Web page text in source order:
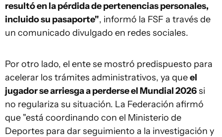
resultó en la pérdida de pertenencias personales,
incluido su pasaporte", informó la FSF a través de
un comunicado divulgado en redes sociales.
Por otro lado, el ente se mostró predispuesto para
acelerar los trámites administrativos, ya queel
jugador se arriesga a perderse el Mundial 2026si
no regulariza su situación. La Federación afirmó
que "está coordinando con el Ministerio de
Deportes para dar seguimiento a la investigación y